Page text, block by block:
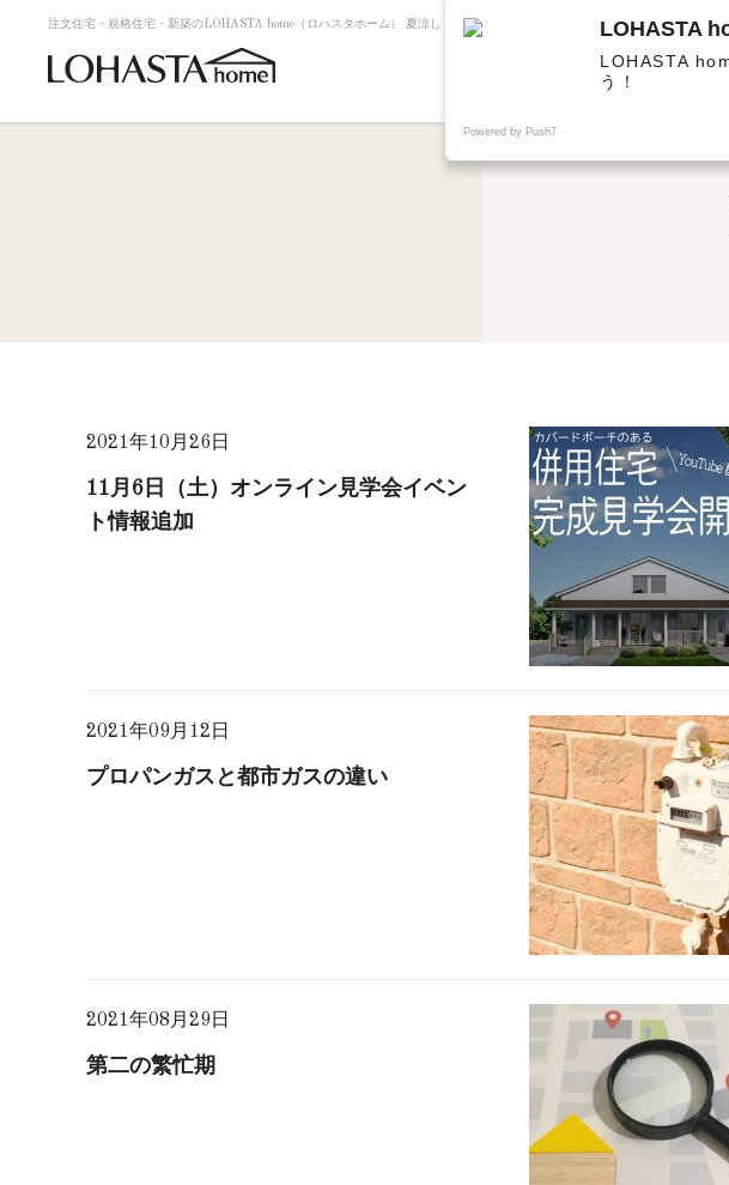
注文住宅・規格住宅・新築のLOHASTA home（ロハスタホーム） 夏涼しく冬暖かい高断熱・高気密の高性能住宅 | ニュース
2021年10月26日
11月6日（土）オンライン見学会イベン
ト情報追加
2021年09月12日
プロパンガスと都市ガスの違い
2021年08月29日
第二の繁忙期
LOHASTA
LOHASTA
う！
Powered by Push7